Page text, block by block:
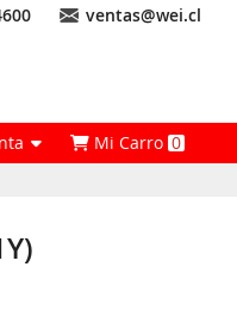
ventas@wei.cl
Mi Carro0